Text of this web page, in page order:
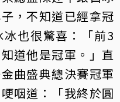
，不知道已經拿冠
也很驚喜：「前3
道他是冠軍。」直
曲盛典總決賽冠軍
咽道：「我終於圓